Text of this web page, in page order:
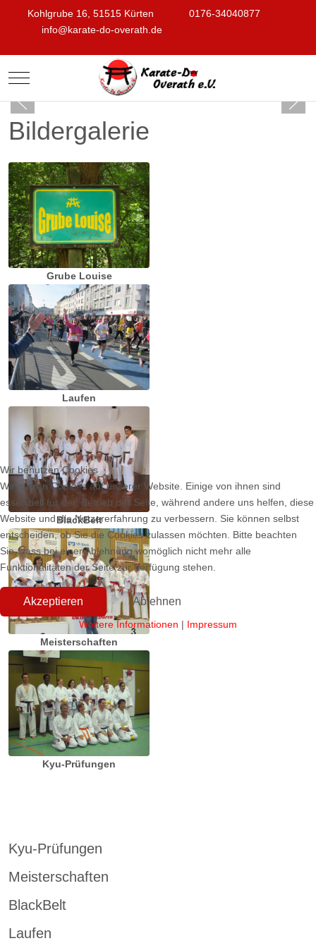
Kohlgrube 16, 51515 Kürten
0176-34040877
info@karate-do-overath.de
Mobile Menu Toggle
Bildergalerie
Grube Louise
Laufen
BlackBelt
Meisterschaften
Kyu-Prüfungen
Kyu-Prüfungen
Meisterschaften
BlackBelt
Laufen
Wir benutzen Cookies
Wir nutzen Cookies auf unserer Website. Einige von ihnen sind
essenziell für den Betrieb der Seite, während andere uns helfen, diese
Website und die Nutzererfahrung zu verbessern. Sie können selbst
entscheiden, ob Sie die Cookies zulassen möchten. Bitte beachten
Sie, dass bei einer Ablehnung womöglich nicht mehr alle
Funktionalitäten der Seite zur Verfügung stehen.
Akzeptieren Ablehnen
Weitere Informationen | Impressum